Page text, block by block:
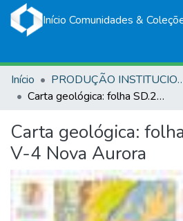
Início Comunidades &
Início
PRODUÇÃO
Carta geológica: folha SD.23-Z-D-V-4 Nova Aurora
Carta geológica:
V-4 Nova Aurora